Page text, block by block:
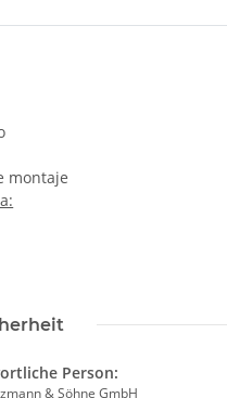
montaje
Person:
& Söhne GmbH